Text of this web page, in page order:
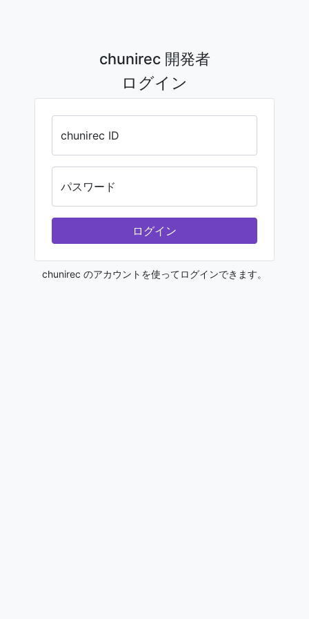
chunirec 開発者
ログイン
chunirec ID
パスワード
ログイン
chunirec のアカウントを使ってログインできます。